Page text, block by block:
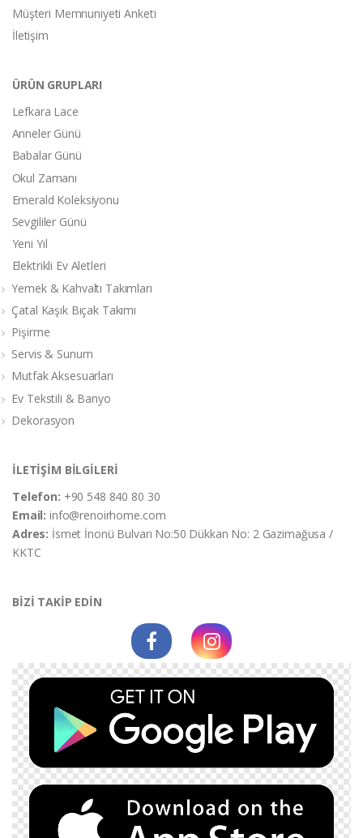
Müşteri Memnuniyeti Anketi
İletişim
ÜRÜN GRUPLARI
Lefkara Lace
Anneler Günü
Babalar Günü
Okul Zamanı
Emerald Koleksiyonu
Sevgililer Günü
Yeni Yıl
Elektrikli Ev Aletleri
Yemek & Kahvaltı Takımları
Çatal Kaşık Bıçak Takımı
Pişirme
Servis & Sunum
Mutfak Aksesuarları
Ev Tekstili & Banyo
Dekorasyon
İLETİŞİM BİLGİLERİ
Telefon: +90 548 840 80 30
Email:info@renoirhome.com
Adres: İsmet İnonü Bulvarı No:50 Dükkan No: 2 Gazimağusa /
KKTC
BİZİ TAKİP EDİN